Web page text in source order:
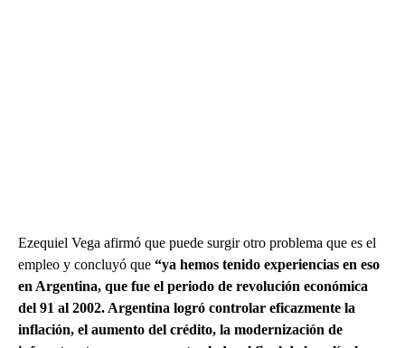
Ezequiel Vega afirmó que puede surgir otro problema que es el
empleo y concluyó que “ya hemos tenido experiencias en eso
en Argentina, que fue el periodo de revolución económica
del 91 al 2002. Argentina logró controlar eficazmente la
inflación, el aumento del crédito, la modernización de